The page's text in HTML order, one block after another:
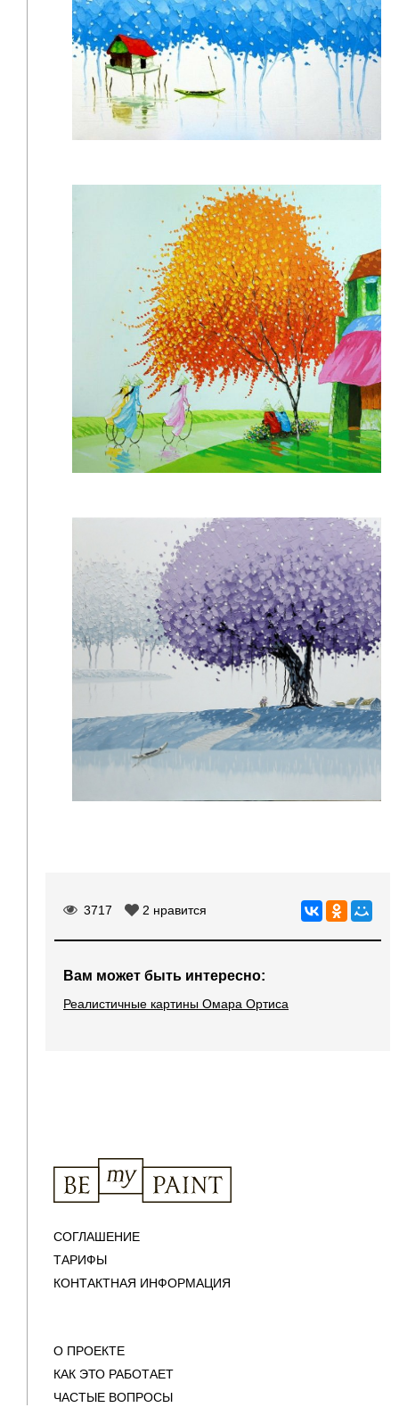
3717 2 нравится
Вам может быть интересно:
Реалистичные картины Омара Ортиса
СОГЛАШЕНИЕ
ТАРИФЫ
КОНТАКТНАЯ ИНФОРМАЦИЯ
О ПРОЕКТЕ
КАК ЭТО РАБОТАЕТ
ЧАСТЫЕ ВОПРОСЫ